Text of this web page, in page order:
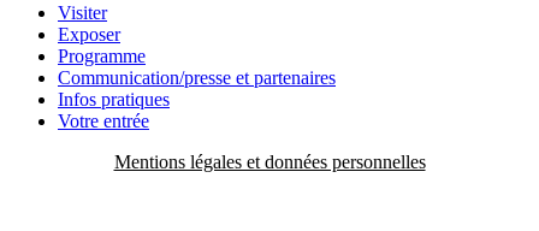
Visiter
Exposer
Programme
Communication/presse et partenaires
Infos pratiques
Votre entrée
Mentions légales et données personnelles